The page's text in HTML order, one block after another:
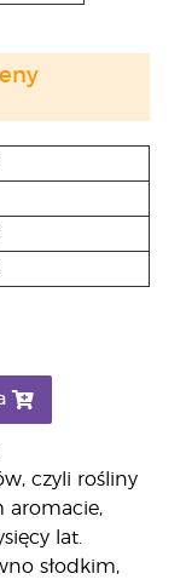
czyli rośliny
aromacie,
lat.
słodkim,